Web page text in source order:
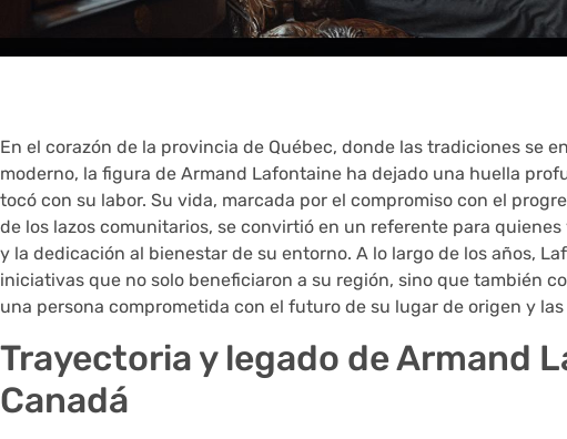
En el corazón de la provincia de Québec, donde las tradiciones se
moderno, la figura de Armand Lafontaine ha dejado una huella
tocó con su labor. Su vida, marcada por el compromiso con el
de los lazos comunitarios, se convirtió en un referente para
y la dedicación al bienestar de su entorno. A lo largo de los años,
iniciativas que no solo beneficiaron a su región, sino que también
una persona comprometida con el futuro de su lugar de origen y
Trayectoria y legado de Armand
Canadá